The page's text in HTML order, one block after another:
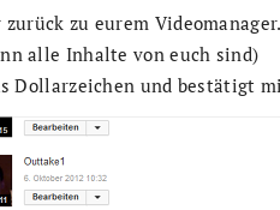
zu eurem
alle Inhalte von euch sind)
Dollarzeichen und bestätigt